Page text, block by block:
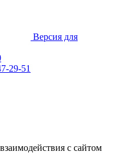
Версия для
29-51
с сайтом